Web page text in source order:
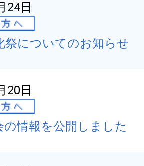
24日
祭についてのお知らせ
20日
の情報を公開しました